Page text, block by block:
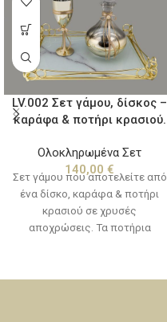
LV.002 Σετ γάμου, δίσκος –
καράφα & ποτήρι κρασιού.
Ολοκληρωμένα Σετ
140,00 €
Σετ γάμου που αποτελείτε από
ένα δίσκο, καράφα & ποτήρι
κρασιού σε χρυσές
αποχρώσεις. Τα ποτήρια
"καράφες - ποτήρια".